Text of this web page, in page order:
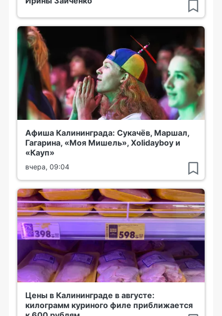
Афиша Калининграда: Сукачёв, Маршал,
Гагарина, «Моя Мишель», Xolidayboy и
«Кауп»
вчера, 09:04
Цены в Калининграде в августе:
килограмм куриного филе приближается